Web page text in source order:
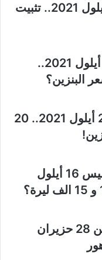
سعر صرف الدولار الجمعة 24 أيلول 2021.. تثبيت
سعر صرف الدولار الخميس 23 أيلول 2021..
البنزين؟
سعر الدولار في لبنان الأربعاء 22 أيلول 2021.. 20
سعر الدولار في لبنان اليوم الخميس 16 أيلول
سعر الدولار في لبنان اليوم الإثنين 28 حزيران